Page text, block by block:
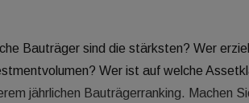
Bauträger sind die stärksten? Wer
Wer ist auf welche
jährlichen Bauträgerranking. Machen